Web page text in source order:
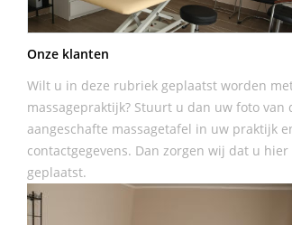
Onze klanten
Wilt u in deze rubriek geplaatst worden
massagepraktijk? Stuurt u dan uw foto van
aangeschafte massagetafel in uw praktijk
contactgegevens. Dan zorgen wij dat u
geplaatst.